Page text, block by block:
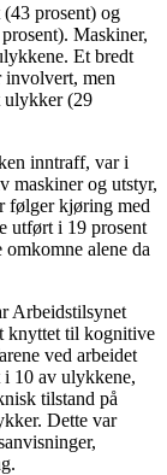
prosent) og
Maskiner,
Et bredt
involvert, men
ulykker (29
inntraff, var i
maskiner og utstyr,
følger kjøring med
utført i 19 prosent
alene da
Arbeidstilsynet
knyttet til kognitive
ved arbeidet
10 av ulykkene,
tilstand på
Dette var